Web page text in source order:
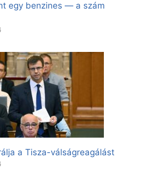
egy benzines — a szám
a Tisza-válságreagálást